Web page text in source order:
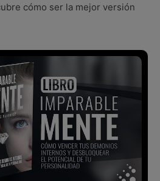
cómo ser la mejor versión